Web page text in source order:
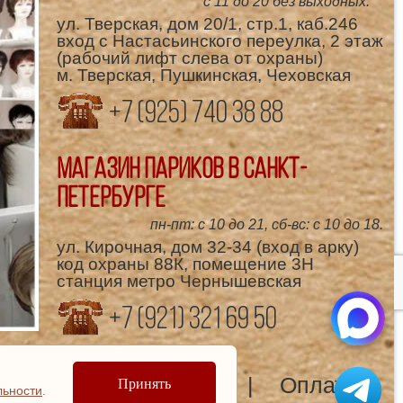
ул. Тверская, дом 20/1, стр.1, каб.246
вход с Настасьинского переулка, 2 этаж
(рабочий лифт слева от охраны)
м. Тверская, Пушкинская, Чеховская
+7 (925) 740 38 88
Магазин париков в Санкт-
Петербурге
пн-пт: с 10 до 21, сб-вс: с 10 до 18.
ул. Кирочная, дом 32-34 (вход в арку)
код охраны 88К, помещение 3Н
станция метро Чернышевская
+7 (921) 321 69 50
Доставка Оплата
Принять